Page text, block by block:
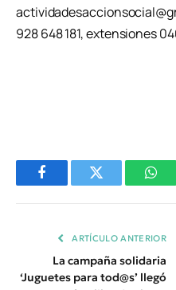
928 648 181, extensiones
FacebookTwitter
ARTÍCULO ANTERIOR
La campaña solidaria
‘Juguetes para tod@s’ llegó